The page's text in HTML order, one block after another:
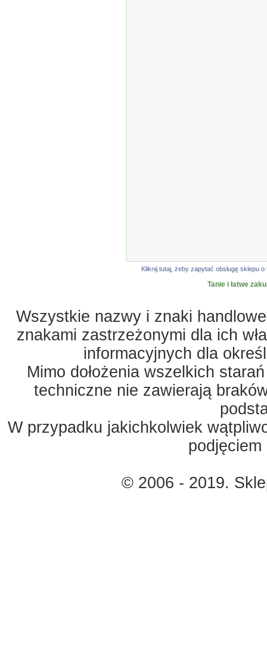
Kliknij tutaj, żeby zapytać obsługę sklepu
Tanie i łatwe
Wszystkie nazwy i znaki
znakami zastrzeżonymi dla ich
informacyjnych dla
Mimo dołożenia wszelkich
techniczne nie zawierają
W przypadku jakichkolwiek
© 2006 - 2019.